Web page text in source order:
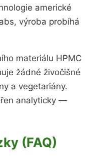
americké
výroba probíhá
materiálu HPMC
žádné živočišné
a vegetariány.
analyticky —
(FAQ)